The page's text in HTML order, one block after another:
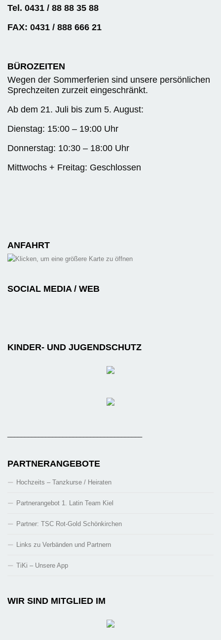
Tel. 0431 / 88 88 35 88
FAX: 0431 / 888 666 21
BÜROZEITEN
Wegen der Sommerferien sind unsere persönlichen
Sprechzeiten zurzeit eingeschränkt.
Ab dem 21. Juli bis zum 5. August:
Dienstag: 15:00 – 19:00 Uhr
Donnerstag: 10:30 – 18:00 Uhr
Mittwochs + Freitag: Geschlossen
ANFAHRT
SOCIAL MEDIA / WEB
KINDER- UND JUGENDSCHUTZ
PARTNERANGEBOTE
Hochzeits – Tanzkurse / Heiraten
Partnerangebot 1. Latin Team Kiel
Partner: TSC Rot-Gold Schönkirchen
Links zu Verbänden und Partnern
TiKi – Unsere App
WIR SIND MITGLIED IM